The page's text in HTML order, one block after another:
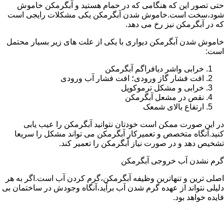
حتی تصور این که هنگامی که در حمام هستید و آبگرمکن خاموش
شود،سخت است.خاموش شدن آبگرمکن یکی مشکلات رایجی است
که در آبگرمکن نیز رخ می دهد.
خاموش شدن آبگرمکن دیواری با یکی از علت های زیر بسیار محتمل
است:
خرابی واشر دیافراگم آبگرمکن
افت فشار گاز ورودی؛ افت فشار آب ورودی
خرابی و مشکل ترموکوپل
نقص در مشعل آبگرمکن
ارتفاع بالای شمعک
در این صورت ممکن است خودتان نتوانید آبگرمکن را عیب یابی
کنید.آنگاه متخصص و تعمیرکار آبگرمکن می تواند مشکل را سریعا
تشخیص دهد و در صورت نیاز آبگرمکن را تعمیر کند.
گرم نشدن آب خروجی آبگرمکن
اصلی ترین و تنهاترین وظیفه آبگرمکن،گرم کردن آب است.اگر به هر
دلیلی نتواند از عهده گرم شدن آب برآید،آنگاه وجودش در ساختمان بی
فایده خواهد بود.